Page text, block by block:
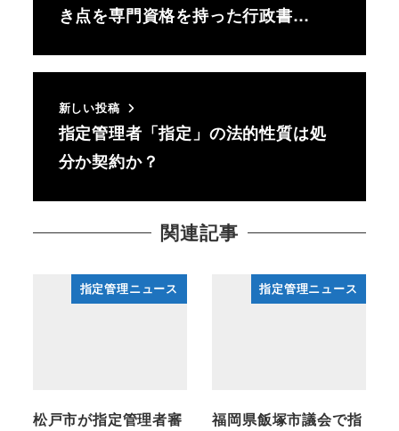
き点を専門資格を持った行政書…
新しい投稿
指定管理者「指定」の法的性質は処
分か契約か？
関連記事
指定管理ニュース
松戸市が指定管理者審
指定管理ニュース
福岡県飯塚市議会で指